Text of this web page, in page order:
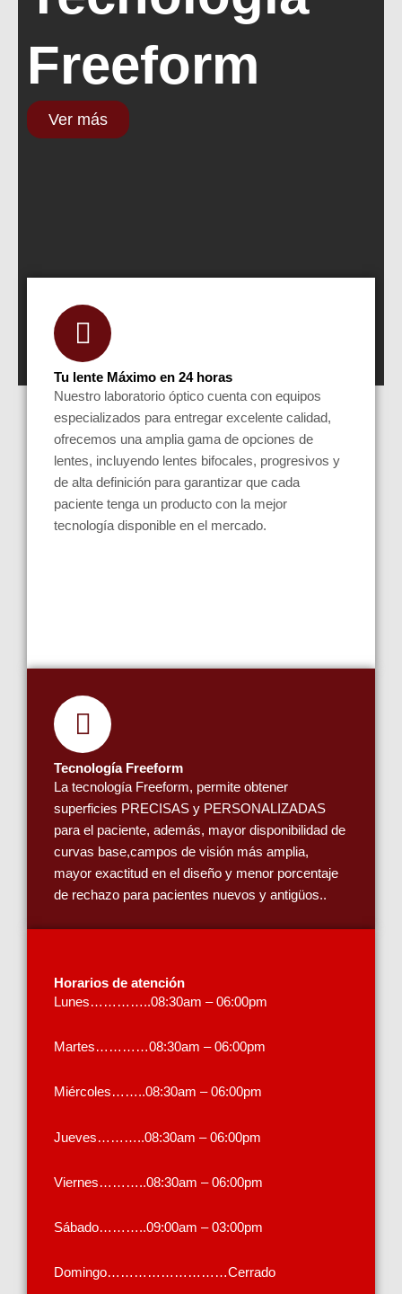
Freeform
Ver más
Tu lente Máximo en 24 horas
Nuestro laboratorio óptico cuenta con equipos
especializados para entregar excelente calidad,
ofrecemos una amplia gama de opciones de
lentes, incluyendo lentes bifocales, progresivos y
de alta definición para garantizar que cada
paciente tenga un producto con la mejor
tecnología disponible en el mercado.
Tecnología Freeform
La tecnología Freeform, permite obtener
superficies PRECISAS y PERSONALIZADAS
para el paciente, además, mayor disponibilidad de
curvas base,campos de visión más amplia,
mayor exactitud en el diseño y menor porcentaje
de rechazo para pacientes nuevos y antigüos..
Horarios de atención
Lunes…………..08:30am – 06:00pm
Martes…………08:30am – 06:00pm
Miércoles……..08:30am – 06:00pm
Jueves………..08:30am – 06:00pm
Viernes………..08:30am – 06:00pm
Sábado………..09:00am – 03:00pm
Domingo………………………Cerrado